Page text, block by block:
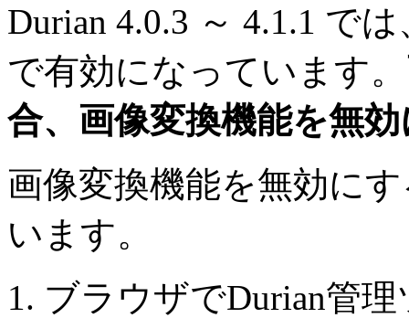
Durian 4.0.3 ～ 4.1.1 で
で有効になっています。
合、画像変換機能を無
画像変換機能を無効に
います。
ブラウザでDurian管